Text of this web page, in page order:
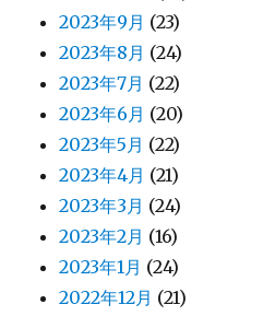
2023年9月 (23)
2023年8月 (24)
2023年7月 (22)
2023年6月 (20)
2023年5月 (22)
2023年4月 (21)
2023年3月 (24)
2023年2月 (16)
2023年1月 (24)
2022年12月 (21)